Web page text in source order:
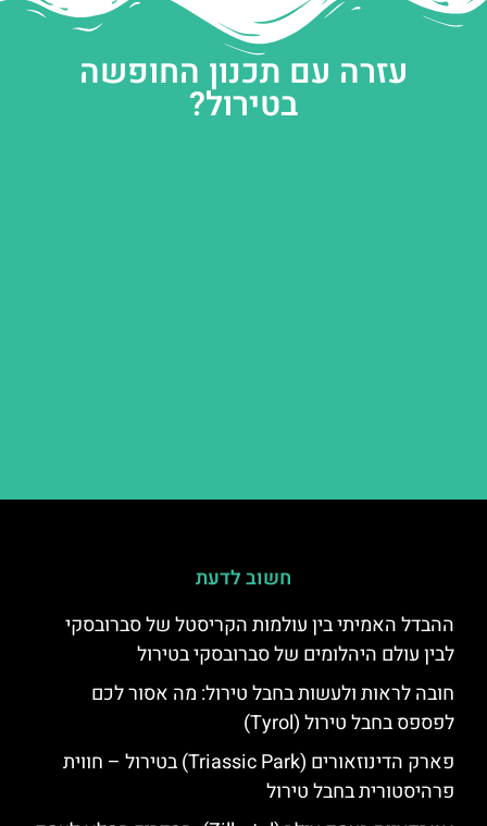
עזרה עם תכנון החופשה
בטירול?
חשוב לדעת
ההבדל האמיתי בין עולמות הקריסטל של סברובסקי
לבין עולם היהלומים של סברובסקי בטירול
חובה לראות ולעשות בחבל טירול: מה אסור לכם
לפספס בחבל טירול (Tyrol)
פארק הדינוזאורים (Triassic Park) בטירול – חווית
פרהיסטורית בחבל טירול